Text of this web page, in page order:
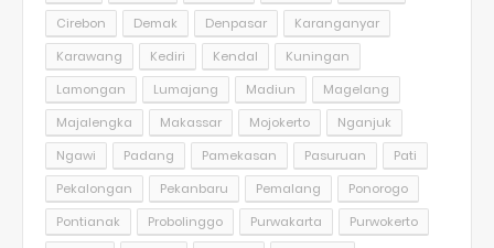
Cirebon
Demak Denpasar
Karanganyar
Karawang
Kediri Kendal
Kuningan
Lamongan
Lumajang Madiun
Magelang
Majalengka
Makassar Mojokerto
Nganjuk
Ngawi
Padang Pamekasan Pasuruan
Pati
Pekalongan
Pekanbaru Pemalang
Ponorogo
Pontianak
Probolinggo Purwakarta
Purwokerto